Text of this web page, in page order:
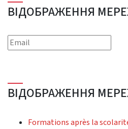
ВІДОБРАЖЕННЯ
ВІДОБРАЖЕННЯ
Formations après la